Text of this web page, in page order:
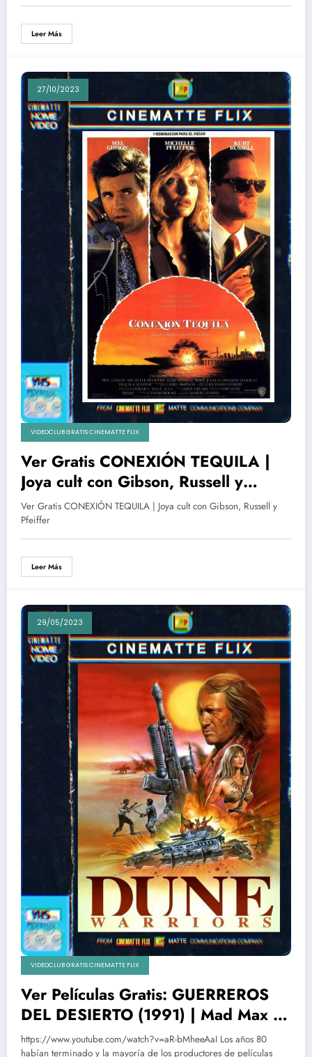
Leer Más
27/10/2023
VIDEOCLUB GRATIS CINEMATTE FLIX
Ver Gratis CONEXIÓN TEQUILA |
Joya cult con Gibson, Russell y
Pfeiffer
Ver Gratis CONEXIÓN TEQUILA | Joya cult con Gibson, Russell y
Pfeiffer
Leer Más
29/05/2023
VIDEOCLUB GRATIS CINEMATTE FLIX
Ver Películas Gratis: GUERREROS
DEL DESIERTO (1991) | Mad Max y
Dune
https://www.youtube.com/watch?v=aR-bMheeAaI Los años 80
habían terminado y la mayoría de los productores de películas